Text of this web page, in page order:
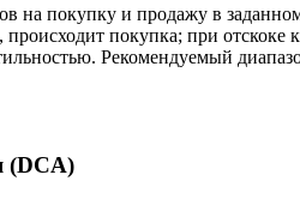
на покупку и продажу в
покупка; при
Рекомендуемый
(DCA)